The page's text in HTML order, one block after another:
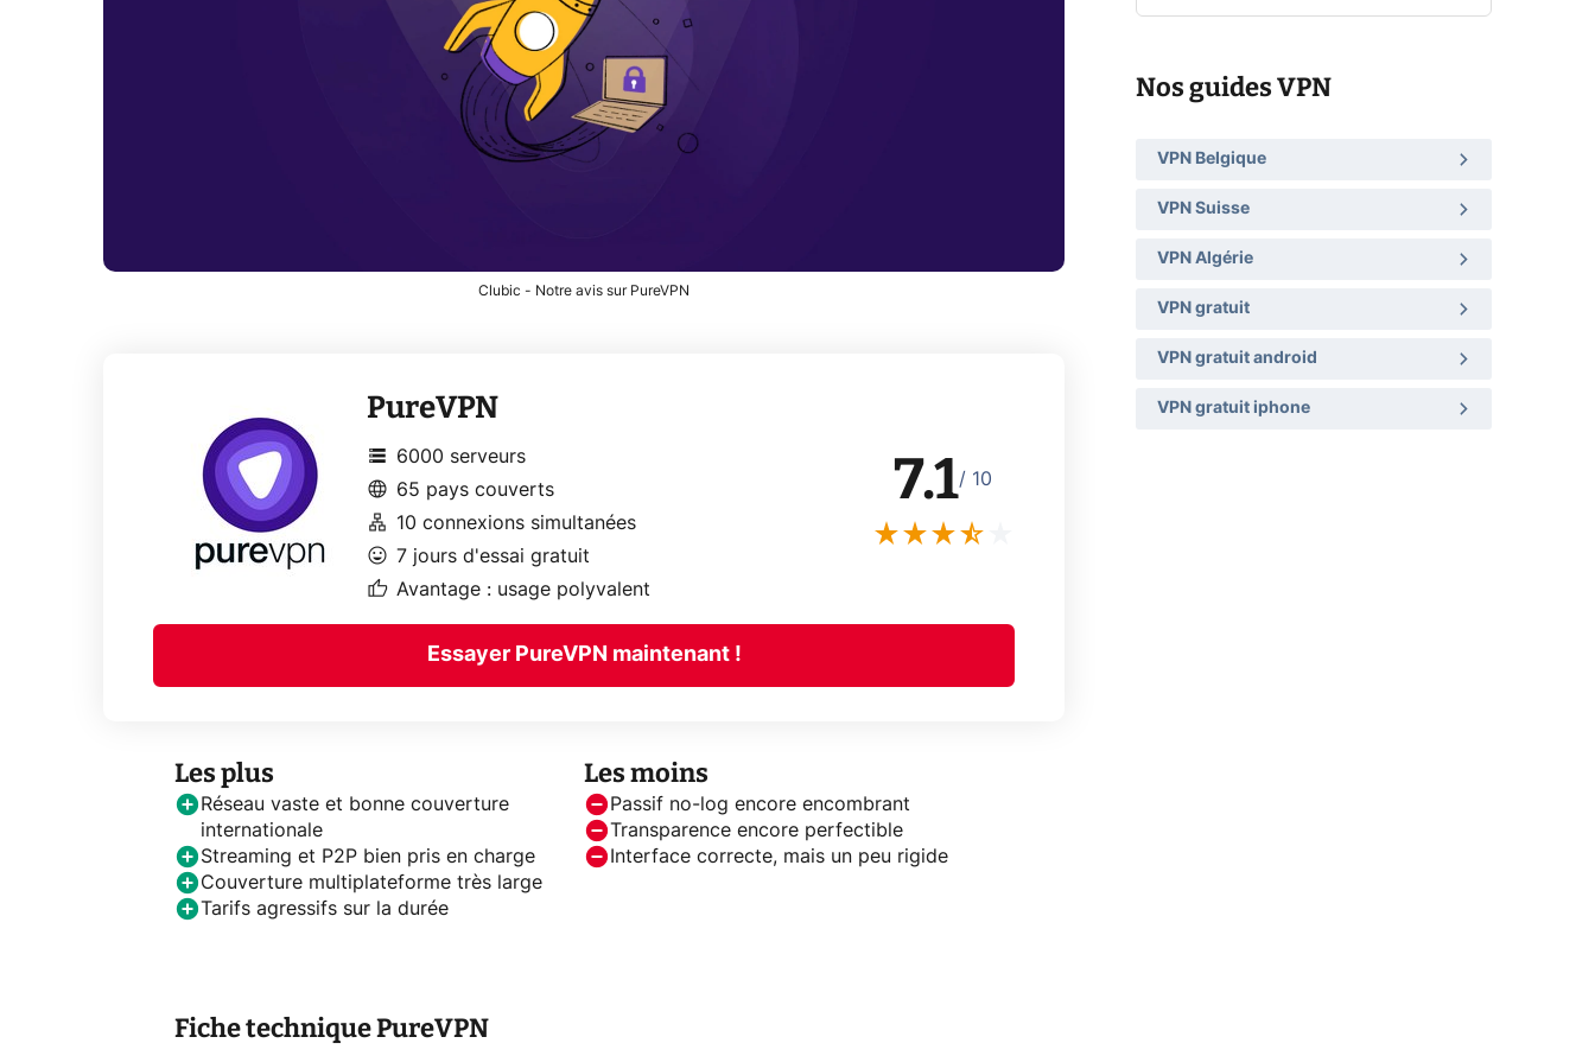
Clubic - Notre avis sur PureVPN
PureVPN
storage 6000 serveurs
language 65 pays couverts
lan 10 connexions simultanées
mood 7 jours d'essai gratuit
thumb_up Avantage : usage polyvalent
7.1/ 10
Essayer PureVPN maintenant !
Les plus
Réseau vaste et bonne couverture
internationale
Streaming et P2P bien pris en charge
Couverture multiplateforme très large
Tarifs agressifs sur la durée
Les moins
Passif no-log encore encombrant
Transparence encore perfectible
Interface correcte, mais un peu rigide
Fiche techniquePureVPN
Nos guides VPN
VPN Belgique
VPN Suisse
VPN Algérie
VPN gratuit
VPN gratuit android
VPN gratuit iphone